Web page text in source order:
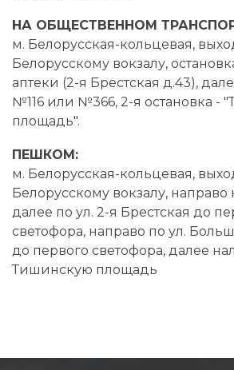
НА ОБЩЕСТВЕННОМ
м. Белорусская-кольцевая,
Белорусскому вокзалу,
аптеки (2-я Брестская д.43),
№116 или №366, 2-я остановка -
площадь".
ПЕШКОМ:
м. Белорусская-кольцевая,
Белорусскому вокзалу, направо
далее по ул. 2-я Брестская до
светофора, направо по ул.
до первого светофора, далее
Тишинскую площадь